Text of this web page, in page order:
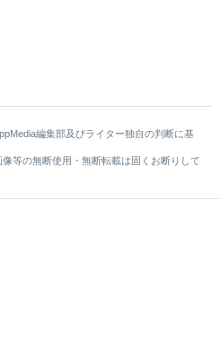
編集部及びライター独自の判断に基
等の無断使用・無断転載は固くお断りして